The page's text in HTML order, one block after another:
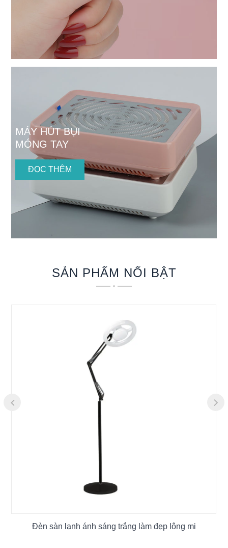
MÁY HÚT BỤI
MÓNG TAY
ĐỌC THÊM
SẢN PHẨM NỔI BẬT
Đèn sàn lạnh ánh sáng trắng làm đẹp lông mi